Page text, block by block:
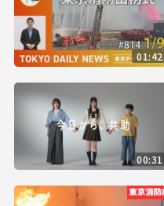
01:42
00:31